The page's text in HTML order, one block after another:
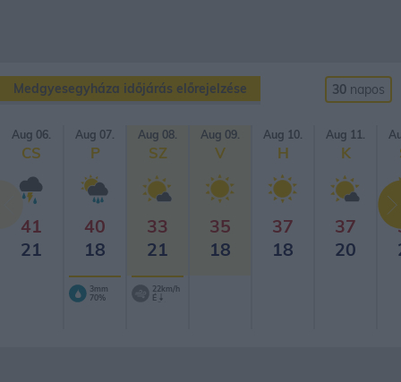
Medgyesegyháza időjárás előrejelzése 30 napos
Aug 06.
CS
41
21
Aug 07.
P
40
18
3mm
70%
Aug 08.
SZ
33
21
22km/h
É
Aug 09.
V
35
18
Aug 10.
H
37
18
Aug 11.
K
37
20